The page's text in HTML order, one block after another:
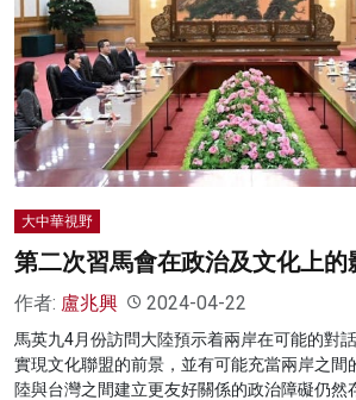
大中華視野
第二次習馬會在政治及文化上的
作者: 盧兆興 2024-04-22
馬英九4月份訪問大陸預示着兩岸在可能的對
實現文化聯盟的前景，並有可能充當兩岸之間
陸與台灣之間建立更友好關係的政治障礙仍然